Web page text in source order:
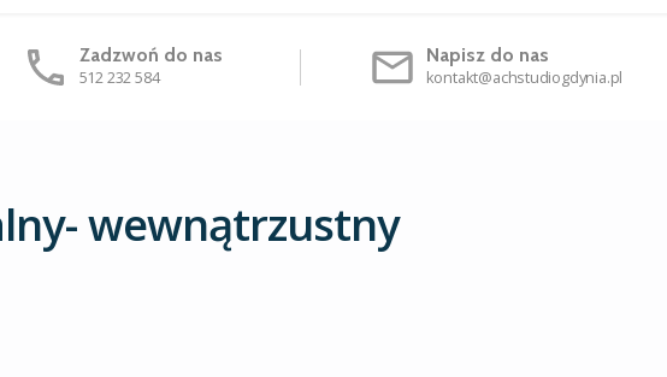
Zadzwoń do nas
512 232 584
Napisz do nas
kontakt@achstudiogdynia.pl
wewnątrzustny